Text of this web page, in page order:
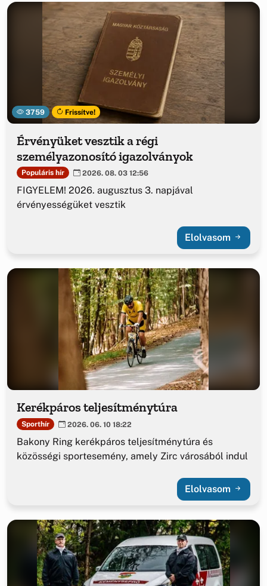
3759 Frissítve!
Érvényüket vesztik a régi
személyazonosító igazolványok
Populáris hír 2026. 08. 03 12:56
FIGYELEM! 2026. augusztus 3. napjával
érvényességüket vesztik
Elolvasom
Kerékpáros teljesítménytúra
Sporthír 2026. 06. 10 18:22
Bakony Ring kerékpáros teljesítménytúra és
közösségi sportesemény, amely Zirc városából indul
Elolvasom